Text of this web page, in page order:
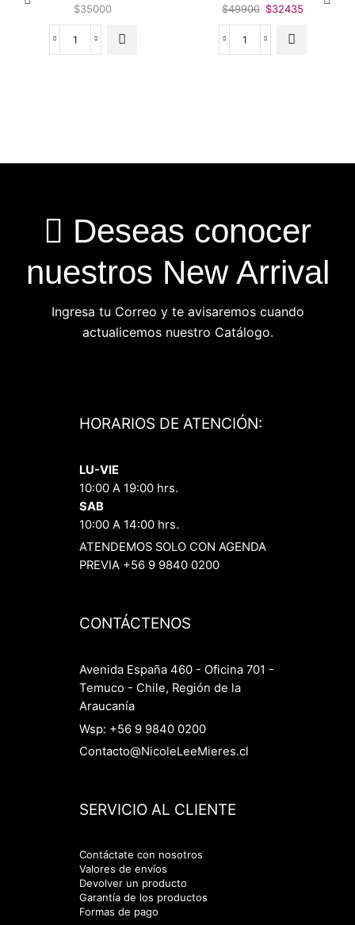
$35000
PARAGUAS
$49900 El
precio
original
era:
$32435El
BILLETERA
Deseas conocer
nuestros New Arrival
Ingresa tu Correo y te avisaremos cuando
actualicemos nuestro Catálogo.
HORARIOS DE ATENCIÓN:
LU-VIE
10:00 A 19:00 hrs.
SAB
10:00 A 14:00 hrs.
ATENDEMOS SOLO CON AGENDA
PREVIA +56 9 9840 0200
CONTÁCTENOS
Avenida España 460 - Oficina 701 -
Temuco - Chile, Región de la
Araucanía
Wsp: +56 9 9840 0200
Contacto@NicoleLeeMieres.cl
SERVICIO AL CLIENTE
Contáctate con nosotros
Valores de envíos
Devolver un producto
Garantía de los productos
Formas de pago